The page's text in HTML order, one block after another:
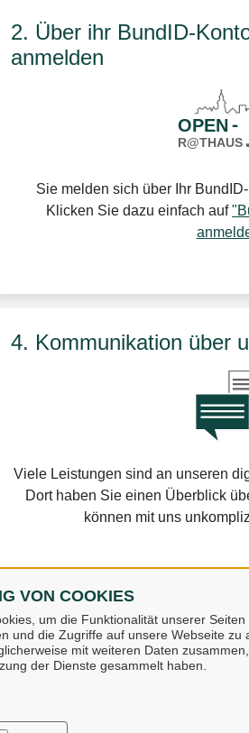
VON COOKIES
um die Funktionalität unserer
und die Zugriffe auf unsere Webseite
mit weiteren Daten
der Dienste gesammelt haben.
2. Über ihr BundID-
anmelden
Sie melden sich über Ihr
Klicken Sie dazu einfach auf
4. Kommunikation über
Viele Leistungen sind an unseren
Dort haben Sie einen Überblick
können mit uns
auf derFAQ-Seite des Bundes.